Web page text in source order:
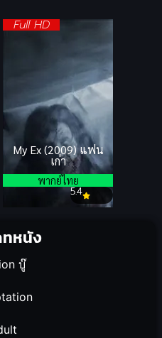
ทหนัง
บู๊
Full HD
My Ex (2009) แฟน
เก่า
5.4
พากย์ไทย